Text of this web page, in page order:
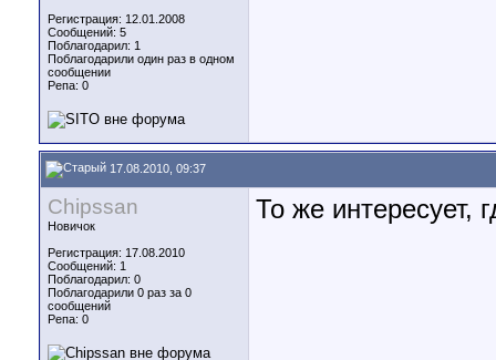
Регистрация: 12.01.2008
Сообщений: 5
Поблагодарил: 1
Поблагодарили один раз в одном
сообщении
Репа: 0
17.08.2010, 09:37
Chipssan
Новичок
Регистрация: 17.08.2010
Сообщений: 1
Поблагодарил: 0
Поблагодарили 0 раз за 0
сообщений
Репа: 0
То же интересует,